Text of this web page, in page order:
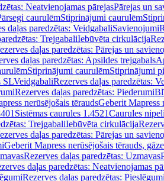
Neatvienojamas pārejasPārejas un
caurulēmStiprinājumi caurulēm
daļas paredzētas: VeidgabaliSavienojumi
TrejgabaliIebūvēta cirkulācija
daļas paredzētas: Pārejas un
daļas paredzētas: Apsildes trejgabals
Stiprinājumi caurulēmStiprinājumi
SLVeidgabaliRezerves daļas paredzētas:
Rezerves daļas paredzētas: Piederumi
nerūsējošais tēraudsGeberit Mapress
Sistēmas caurules 1.4521Caurules
TrejgabaliIebūvēta cirkulācija
daļas paredzētas: Pārejas un
Geberit Mapress nerūsējošais tērauds, gāze
Rezerves daļas paredzētas: Uzmavas
daļas paredzētas: Neatvienojamas
Rezerves daļas paredzētas: Pieslēgumi